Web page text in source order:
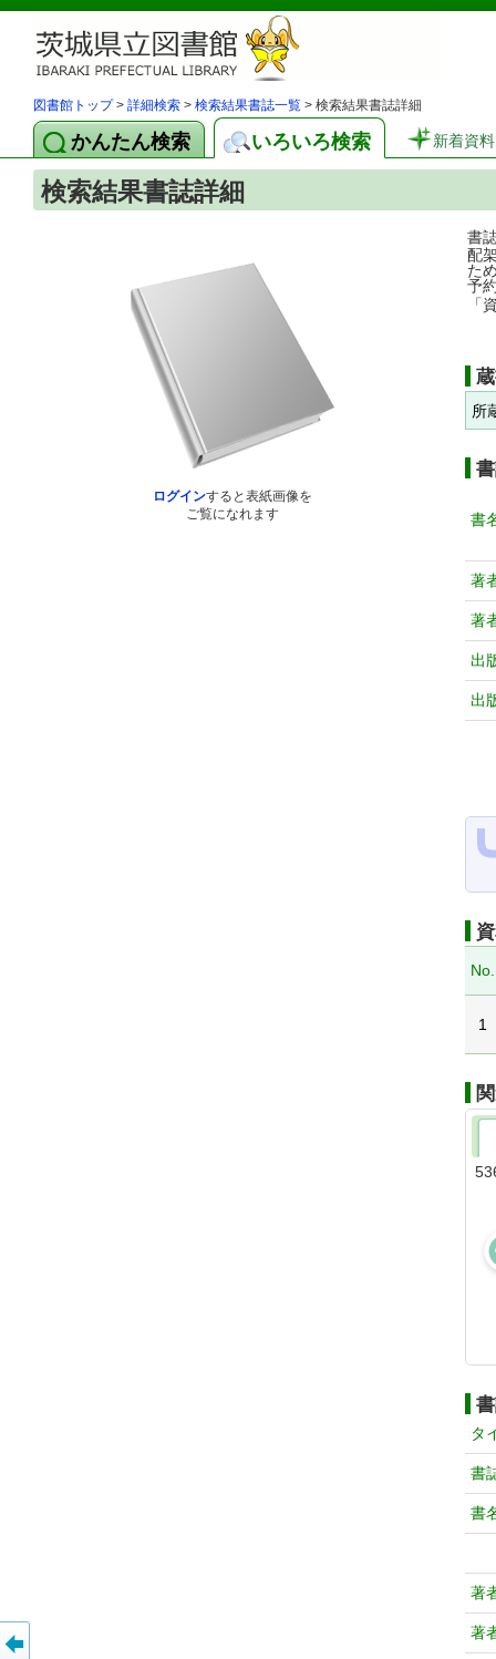
図書館トップ> 詳細検索 > 検索結果書誌一覧 > 検索結果書誌詳細
かんたん検索 いろいろ検索 新着資料
検索結果書誌詳細
ログインすると表紙画像を
ご覧になれます
書
配
た
予
「
所
書
著
著
出
出
No.
1
タ
書
書
著
著